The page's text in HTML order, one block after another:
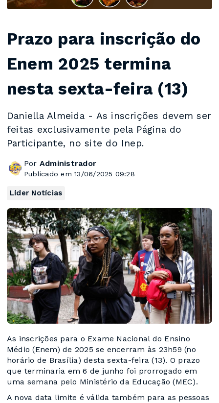
Prazo para inscrição do
Enem 2025 termina
nesta sexta-feira (13)
Daniella Almeida - As inscrições devem ser
feitas exclusivamente pela Página do
Participante, no site do Inep.
Por Administrador
Publicado em 13/06/2025 09:28
Líder Notícias
As inscrições para o Exame Nacional do Ensino
Médio (Enem) de 2025 se encerram às 23h59 (no
horário de Brasília) desta sexta-feira (13). O prazo
que terminaria em 6 de junho foi prorrogado em
uma semana pelo Ministério da Educação (MEC).
A nova data limite é válida também para as pessoas